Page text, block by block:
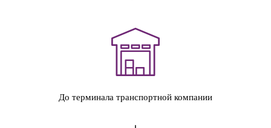
До терминала транспортной компании